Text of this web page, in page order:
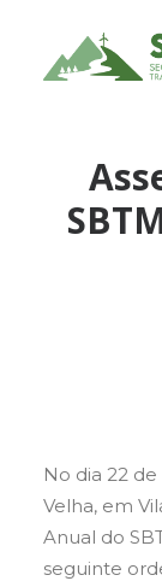
SOBRE NÓS
SERVIÇOS
No dia 22
Velha, em
Anual do
seguinte